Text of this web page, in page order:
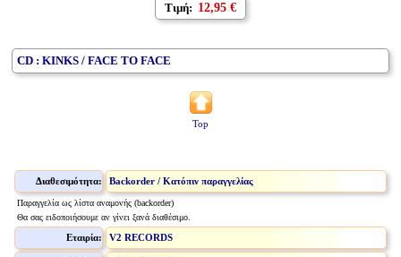
Τιμή: 12,95 €
CD : KINKS / FACE TO FACE
Top
Διαθεσιμότητα: Backorder / Κατόπιν παραγγελίας
Παραγγελία ως λίστα αναμονής (backorder)
Θα σας ειδοποιήσουμε αν γίνει ξανά διαθέσιμο.
Εταιρία: V2 RECORDS